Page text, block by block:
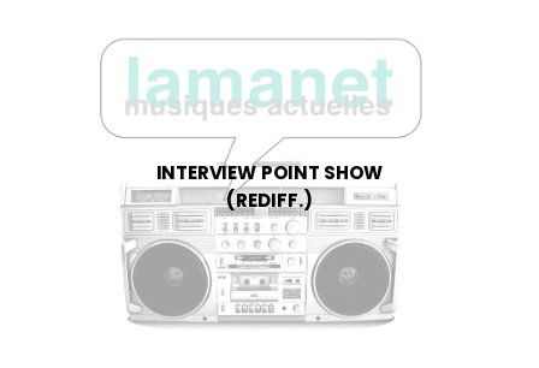
INTERVIEW POINT SHOW
(REDIFF.)